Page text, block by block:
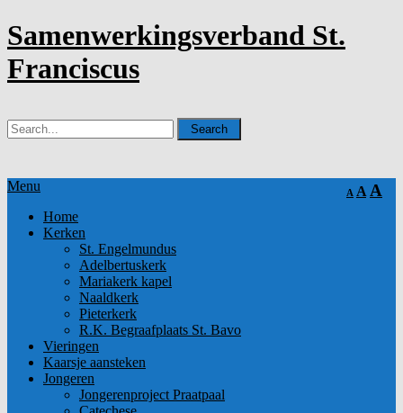
Samenwerkingsverband St.
Franciscus
A A A
Menu
Home
Kerken
St. Engelmundus
Adelbertuskerk
Mariakerk kapel
Naaldkerk
Pieterkerk
R.K. Begraafplaats St. Bavo
Vieringen
Kaarsje aansteken
Jongeren
Jongerenproject Praatpaal